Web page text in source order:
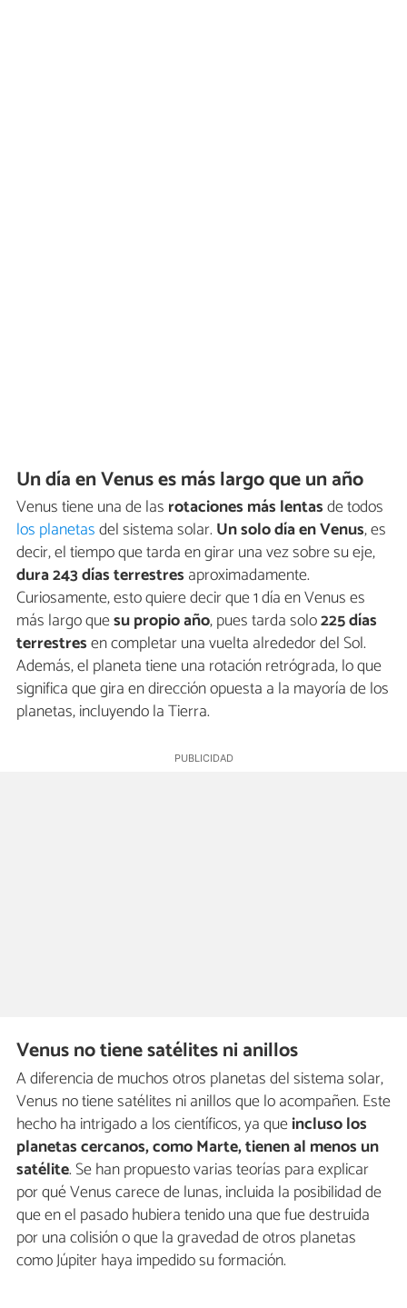
Un día en Venus es más largo que un año
Venus tiene una de las rotaciones más lentasde todos
los planetasdel sistema solar. Un solo día en Venus, es
decir, el tiempo que tarda en girar una vez sobre su eje,
dura 243 días terrestres aproximadamente.
Curiosamente, esto quiere decir que 1 día en Venus es
más largo quesu propio año, pues tarda solo225 días
terrestresen completar una vuelta alrededor del Sol.
Además, el planeta tiene una rotación retrógrada, lo que
significa que gira en dirección opuesta a la mayoría de los
planetas, incluyendo la Tierra.
Venus no tiene satélites ni anillos
A diferencia de muchos otros planetas del sistema solar,
Venus no tiene satélites ni anillos que lo acompañen. Este
hecho ha intrigado a los científicos, ya queincluso los
planetas cercanos, como Marte, tienen al menos un
satélite. Se han propuesto varias teorías para explicar
por qué Venus carece de lunas, incluida la posibilidad de
que en el pasado hubiera tenido una que fue destruida
por una colisión o que la gravedad de otros planetas
como Júpiter haya impedido su formación.